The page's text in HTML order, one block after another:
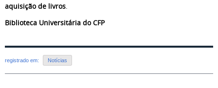
aquisição de livros.
Biblioteca Universitária do CFP
registrado em: Notícias